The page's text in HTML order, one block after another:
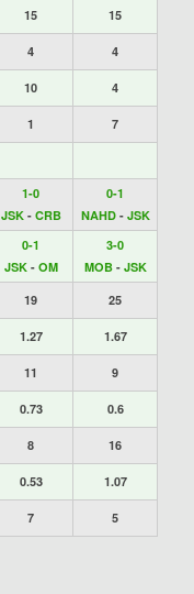
15 15
4 4
10 4
1 7
1-0
JSK- CRB
0-1
NAHD- JSK
0-1
JSK- OM
3-0
MOB- JSK
19 25
1.27 1.67
11 9
0.73 0.6
8 16
0.53 1.07
7 5